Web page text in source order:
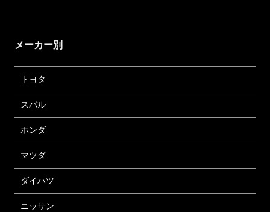
メーカー別
トヨタ
スバル
ホンダ
マツダ
ダイハツ
ニッサン